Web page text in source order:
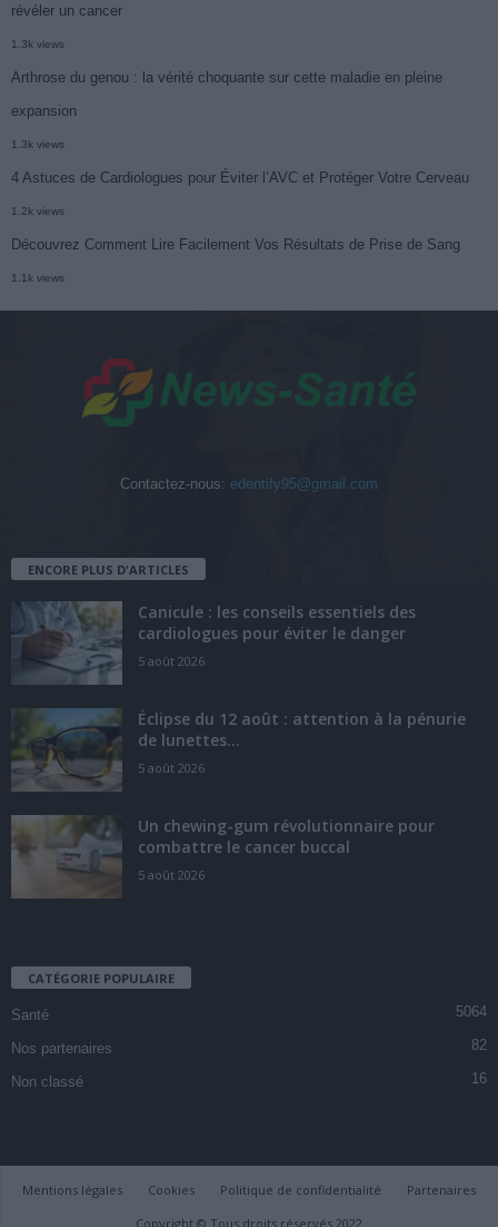
révéler un cancer
1.3k views
Arthrose du genou : la vérité choquante sur cette maladie en pleine
expansion
1.3k views
4 Astuces de Cardiologues pour Éviter l’AVC et Protéger Votre Cerveau
1.2k views
Découvrez Comment Lire Facilement Vos Résultats de Prise de Sang
1.1k views
Contactez-nous: edentify95@gmail.com
ENCORE PLUS D'ARTICLES
Canicule : les conseils essentiels des
cardiologues pour éviter le danger
5 août 2026
Éclipse du 12 août : attention à la pénurie
de lunettes...
5 août 2026
Un chewing-gum révolutionnaire pour
combattre le cancer buccal
5 août 2026
CATÉGORIE POPULAIRE
Santé 5064
Nos partenaires 82
Non classé 16
Mentions légales Cookies Politique de confidentialité
Partenaires
Copyright © Tous droits réservés 2022